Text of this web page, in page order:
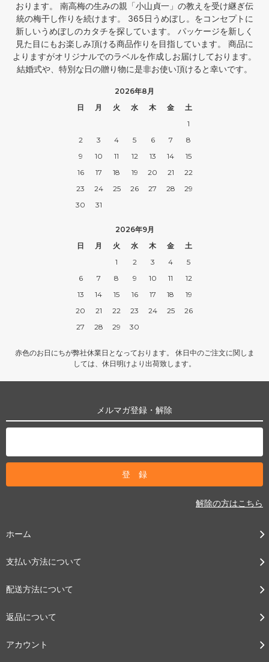
おります。 南高梅の生みの親「小山貞一」の教えを受け継ぎ伝
統の梅干し作りを続けます。 365日うめぼし。をコンセプトに
新しいうめぼしのカタチを探しています。 パッケージを新しく
見た目にもお楽しみ頂ける商品作りを目指しています。 商品に
よりますがオリジナルでのラベルを作成しお届けしております。
結婚式や、特別な日の贈り物に是非お使い頂けると幸いです。
2026年8月
日
月 火 水 木 金
土
1
2
3 4 5 6 7
8
9
10 11 12 13 14
15
16
17 18 19 20 21
22
23
24 25 26 27 28
29
30
31
2026年9月
日
月 火 水 木 金
土
1
2 3 4
5
6
7 8 9 10 11
12
13
14 15 16 17 18
19
20
21 22 23 24 25
26
27
28 29 30
赤色のお日にちが弊社休業日となっております。 休日中のご注文に関しま
しては、休日明けより出荷致します。
メルマガ登録・解除
解除の方はこちら
ホーム
支払い方法について
配送方法について
返品について
アカウント